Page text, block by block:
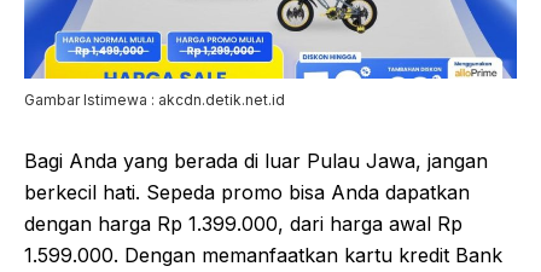
Gambar Istimewa : akcdn.detik.net.id
Bagi Anda yang berada di luar Pulau Jawa, jangan
berkecil hati. Sepeda promo bisa Anda dapatkan
dengan harga Rp 1.399.000, dari harga awal Rp
1.599.000. Dengan memanfaatkan kartu kredit Bank